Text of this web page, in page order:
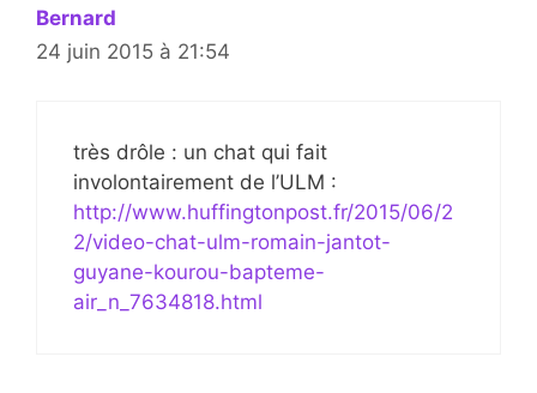
Bernard
24 juin 2015 à 21:54
très drôle : un chat qui fait
involontairement de l’ULM :
http://www.huffingtonpost.fr/2015/06/2
2/video-chat-ulm-romain-jantot-
guyane-kourou-bapteme-
air_n_7634818.html